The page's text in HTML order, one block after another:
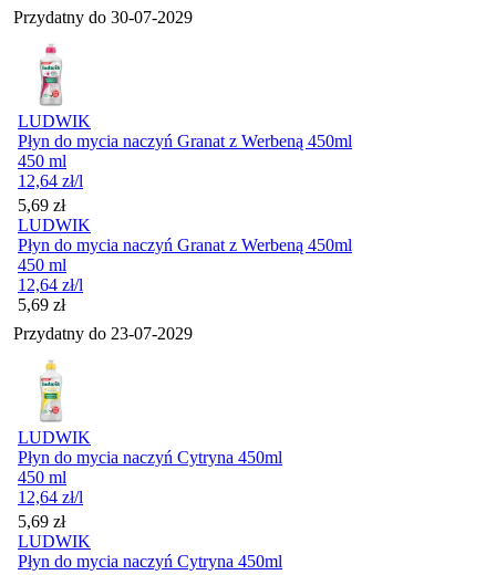
Przydatny do 30-07-2029
LUDWIK
Płyn do mycia naczyń Granat z Werbeną 450ml
450 ml
12,64 zł/l
Cena
5,69 zł
LUDWIK
Płyn do mycia naczyń Granat z Werbeną 450ml
450 ml
12,64 zł/l
Cena
5,69 zł
Przydatny do 23-07-2029
LUDWIK
Płyn do mycia naczyń Cytryna 450ml
450 ml
12,64 zł/l
Cena
5,69 zł
LUDWIK
Płyn do mycia naczyń Cytryna 450ml